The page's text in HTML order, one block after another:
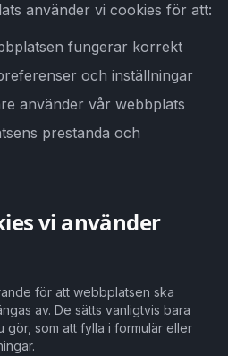
använder vi cookies för att:
fungerar korrekt
och inställningar
använder vår webbplats
prestanda och
vi använder
för att webbplatsen ska
av. De sätts vanligtvis bara
gör, som att fylla i formulär eller